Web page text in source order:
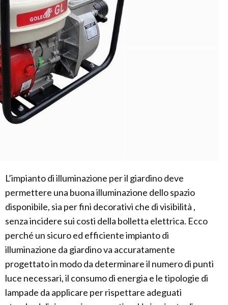
L’impianto di illuminazione per il giardino deve
permettere una buona illuminazione dello spazio
disponibile, sia per fini decorativi che di visibilità ,
senza incidere sui costi della bolletta elettrica. Ecco
perché un sicuro ed efficiente impianto di
illuminazione da giardino va accuratamente
progettato in modo da determinare il numero di punti
luce necessari, il consumo di energia e le tipologie di
lampade da applicare per rispettare adeguati